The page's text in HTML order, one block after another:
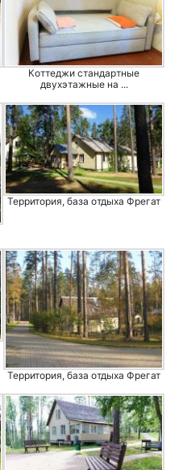
Коттеджи стандартные
двухэтажные на ...
Территория, база отдыха Фрегат
Территория, база отдыха Фрегат